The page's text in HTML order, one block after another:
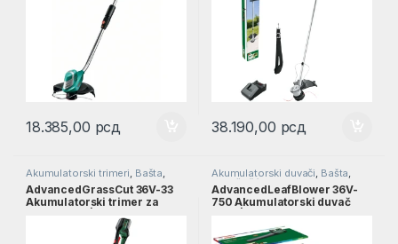
18.385,00 рсд 38.190,00 рсд
Akumulatorski trimeri, Bašta,
Trimeri za travu
AdvancedGrassCut 36V-33
Akumulatorski trimer za
Akumulatorski duvači, Bašta,
Duvač lišća
AdvancedLeafBlower 36V-
750 Akumulatorski duvač